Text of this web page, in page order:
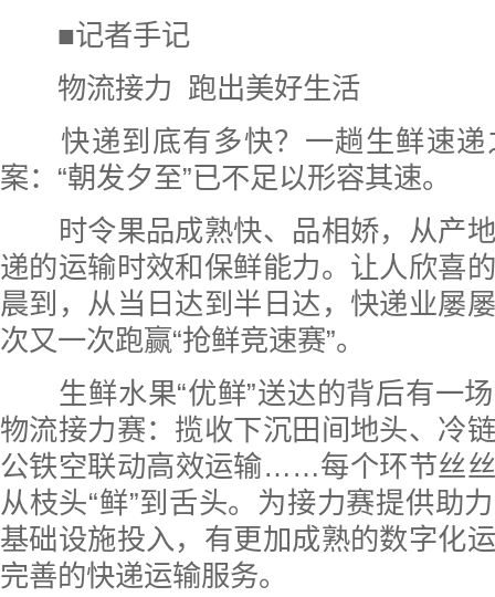
■记者手记
物流接力 跑出美好生活
快递到底有多快？一趟生鲜速递
案：“朝发夕至”已不足以形容其速。
时令果品成熟快、品相娇，从产地
递的运输时效和保鲜能力。让人欣喜
晨到，从当日达到半日达，快递业屡
次又一次跑赢“抢鲜竞速赛”。
生鲜水果“优鲜”送达的背后有一场
物流接力赛：揽收下沉田间地头、冷
公铁空联动高效运输……每个环节丝
从枝头“鲜”到舌头。为接力赛提供助
基础设施投入，有更加成熟的数字化
完善的快递运输服务。